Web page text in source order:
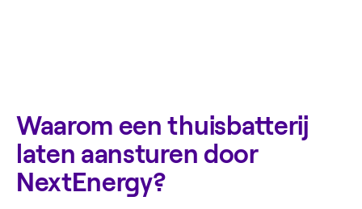
Waarom een thuisbatterij
laten aansturen door
NextEnergy?